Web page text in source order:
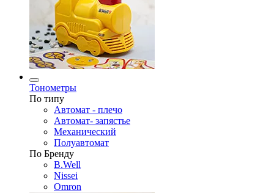
Тонометры
По типу
Автомат - плечо
Автомат- запястье
Механический
Полуавтомат
По Бренду
B.Well
Nissei
Omron